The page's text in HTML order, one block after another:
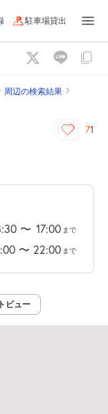
駐車場貸出
周辺の検索結果
71
〜 17:00 まで
〜 22:00 まで
ビュー